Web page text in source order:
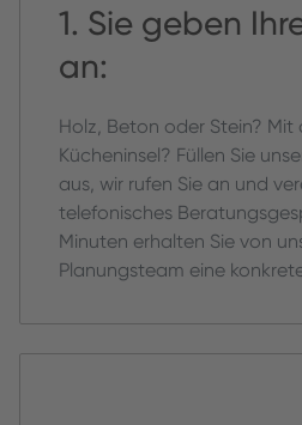
1. Sie geben
an:
Holz, Beton oder Stein? Mit
Kücheninsel? Füllen Sie
aus, wir rufen Sie an und
telefonisches
Minuten erhalten Sie von
Planungsteam eine